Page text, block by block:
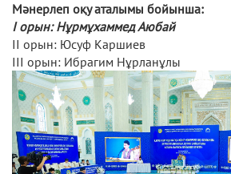
Мәнерлеп оқу аталымы бойынша:
I орын: Нұрмұхаммед Аюбай
II орын: Юсуф Каршиев
III орын: Ибрагим Нұрланұлы